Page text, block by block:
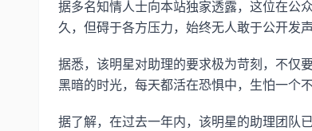
据多名知情人士向本站独家透露，这位在公
久，但碍于各方压力，始终无人敢于公开发声
据悉，该明星对助理的要求极为苛刻，不仅
黑暗的时光，每天都活在恐惧中，生怕一个
据了解，在过去一年内，该明星的助理团队